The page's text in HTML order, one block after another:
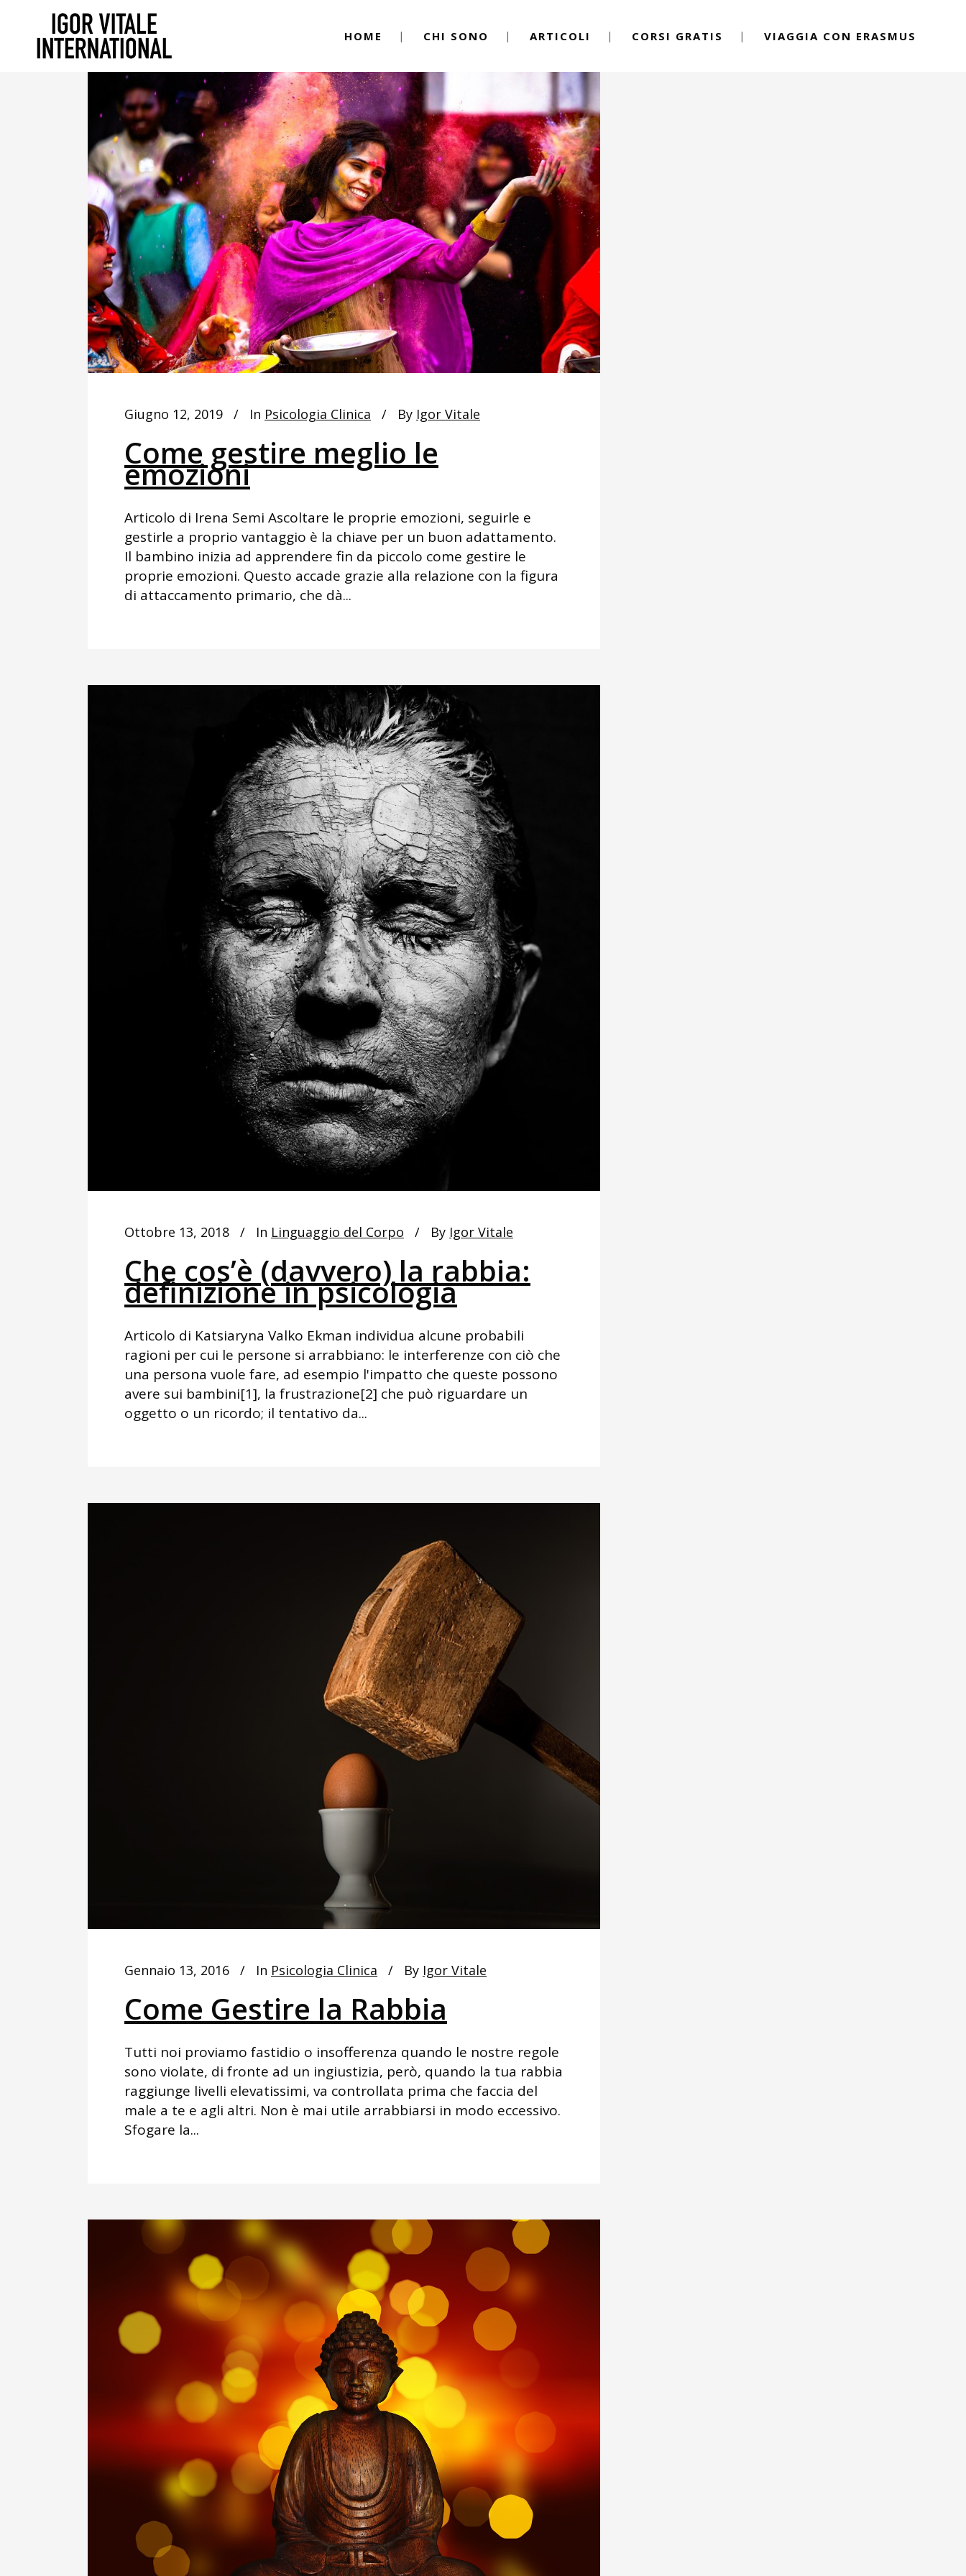
HOME CHI SONO ARTICOLI CORSI GRATIS VIAGGIA CON ERASMUS
Giugno 12, 2019 In Psicologia Clinica By Igor Vitale
Come gestire meglio le
emozioni
Articolo di Irena Semi Ascoltare le proprie emozioni, seguirle e
gestirle a proprio vantaggio è la chiave per un buon adattamento.
Il bambino inizia ad apprendere fin da piccolo come gestire le
proprie emozioni. Questo accade grazie alla relazione con la figura
di attaccamento primario, che dà...
Ottobre 13, 2018 In Linguaggio del Corpo By Igor Vitale
Che cos’è (davvero) la rabbia:
definizione in psicologia
Articolo di Katsiaryna Valko Ekman individua alcune probabili
ragioni per cui le persone si arrabbiano: le interferenze con ciò che
una persona vuole fare, ad esempio l'impatto che queste possono
avere sui bambini[1], la frustrazione[2] che può riguardare un
oggetto o un ricordo; il tentativo da...
Gennaio 13, 2016 In Psicologia Clinica By Igor Vitale
Come Gestire la Rabbia
Tutti noi proviamo fastidio o insofferenza quando le nostre regole
sono violate, di fronte ad un ingiustizia, però, quando la tua rabbia
raggiunge livelli elevatissimi, va controllata prima che faccia del
male a te e agli altri. Non è mai utile arrabbiarsi in modo eccessivo.
Sfogare la...